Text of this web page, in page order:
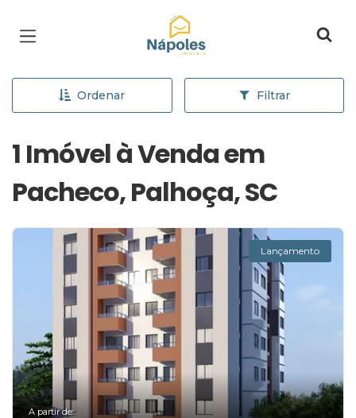
Página inicial
Ordenar Filtrar
1 Imóvel à Venda em
Pacheco, Palhoça, SC
Lançamento
A partir de: